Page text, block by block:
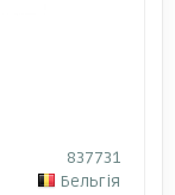
837731
Бельгія